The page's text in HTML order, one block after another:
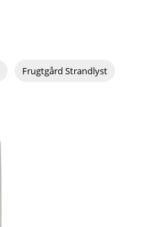
Frugtgård Strandlyst